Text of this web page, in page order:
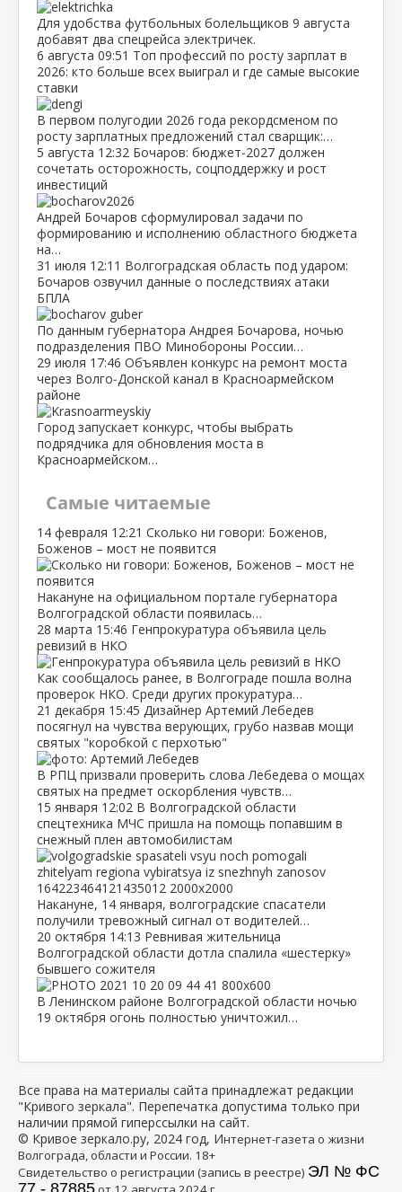
Для удобства футбольных болельщиков 9 августа
добавят два спецрейса электричек.
6 августа 09:51 Топ профессий по росту зарплат в
2026: кто больше всех выиграл и где самые высокие
ставки
В первом полугодии 2026 года рекордсменом по
росту зарплатных предложений стал сварщик:…
5 августа 12:32 Бочаров: бюджет‑2027 должен
сочетать осторожность, соцподдержку и рост
инвестиций
Андрей Бочаров сформулировал задачи по
формированию и исполнению областного бюджета
на…
31 июля 12:11 Волгоградская область под ударом:
Бочаров озвучил данные о последствиях атаки
БПЛА
По данным губернатора Андрея Бочарова, ночью
подразделения ПВО Минобороны России…
29 июля 17:46 Объявлен конкурс на ремонт моста
через Волго‑Донской канал в Красноармейском
районе
Город запускает конкурс, чтобы выбрать
подрядчика для обновления моста в
Красноармейском…
Самые читаемые
14 февраля 12:21 Сколько ни говори: Боженов,
Боженов – мост не появится
Накануне на официальном портале губернатора
Волгоградской области появилась…
28 марта 15:46 Генпрокуратура объявила цель
ревизий в НКО
Как сообщалось ранее, в Волгограде пошла волна
проверок НКО. Среди других прокуратура…
21 декабря 15:45 Дизайнер Артемий Лебедев
посягнул на чувства верующих, грубо назвав мощи
святых "коробкой с перхотью"
В РПЦ призвали проверить слова Лебедева о мощах
святых на предмет оскорбления чувств…
15 января 12:02 В Волгоградской области
спецтехника МЧС пришла на помощь попавшим в
снежный плен автомобилистам
Накануне, 14 января, волгоградские спасатели
получили тревожный сигнал от водителей…
20 октября 14:13 Ревнивая жительница
Волгоградской области дотла спалила «шестерку»
бывшего сожителя
В Ленинском районе Волгоградской области ночью
19 октября огонь полностью уничтожил…
Все права на материалы сайта принадлежат редакции
"Кривого зеркала". Перепечатка допустима только при
наличии прямой гиперссылки на сайт.
© Кривое зеркало.ру, 2024 год, Интернет-газета о жизни
Волгограда, области и России. 18+
Свидетельство о регистрации (запись в реестре) ЭЛ № ФС
77 - 87885